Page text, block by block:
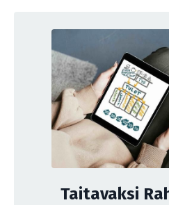
Taitavaksi